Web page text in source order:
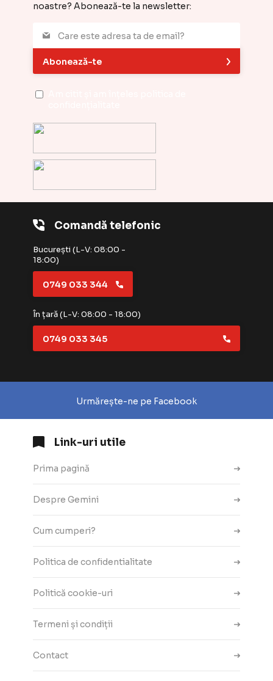
Comandă telefonic
București (L-V: 08:00 -
18:00)
0749 033 344
În țară (L-V: 08:00 - 18:00)
0749 033 345
Urmărește-ne pe Facebook
Link-uri utile
Prima pagină
Despre Gemini
Cum cumperi?
Politica de confidentialitate
Politică cookie-uri
Termeni și condiții
Contact
noastre? Abonează-te la newsletter:
Abonează-te